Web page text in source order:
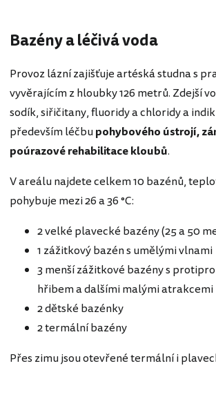
Bazény a léčivá voda
Provoz lázní zajišťuje artéská studna s
vyvěrajícím z hloubky 126 metrů. Zdejší
sodík, siřičitany, fluoridy a chloridy a
především léčbupohybového ústrojí,
poúrazové rehabilitace kloubů.
V areálu najdete celkem 10 bazénů,
pohybuje mezi 26 a 36 °C:
2 velké plavecké bazény (25 a 50
1 zážitkový bazén s umělými vlnami
3 menší zážitkové bazény s
hřibem a dalšími malými atrakcemi
2 dětské bazénky
2 termální bazény
Přes zimu jsou otevřené termální i